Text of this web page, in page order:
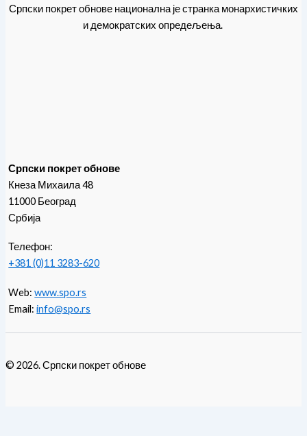
Српски покрет обнове национална је странка монархистичких
и демократских опредељења.
Српски покрет обнове
Кнеза Михаила 48
11000 Београд
Србија
Телефон:
+381 (0)11 3283-620
Web:www.spo.rs
Email:info@spo.rs
© 2026. Српски покрет обнове